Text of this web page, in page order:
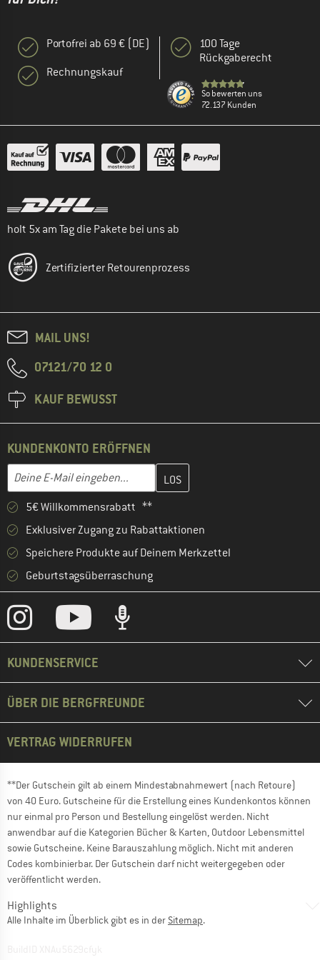
Portofrei ab 69 € (DE)
Rechnungskauf
100 Tage
Rückgaberecht
So bewerten uns
72.137 Kunden
holt 5x am Tag die Pakete bei uns ab
Zertifizierter Retourenprozess
MAIL UNS!
07121/70 12 0
KAUF BEWUSST
KUNDENKONTO ERÖFFNEN
E-Mail-Adresse
Gib hier deine E-Mail-Adresse ein und erstelle im nächsten
5€ Willkommensrabatt **
Exklusiver Zugang zu Rabattaktionen
Speichere Produkte auf Deinem Merkzettel
Geburtstagsüberraschung
KUNDENSERVICE
ÜBER DIE BERGFREUNDE
VERTRAG WIDERRUFEN
**Der Gutschein gilt ab einem Mindestabnahmewert (nach Retoure)
von 40 Euro. Gutscheine für die Erstellung eines Kundenkontos können
nur einmal pro Person und Bestellung eingelöst werden. Nicht
anwendbar auf die Kategorien Bücher & Karten, Outdoor Lebensmittel
sowie Gutscheine. Keine Barauszahlung möglich. Nicht mit anderen
Codes kombinierbar. Der Gutschein darf nicht weitergegeben oder
veröffentlicht werden.
Highlights
Alle Inhalte im Überblick gibt es in der Sitemap.